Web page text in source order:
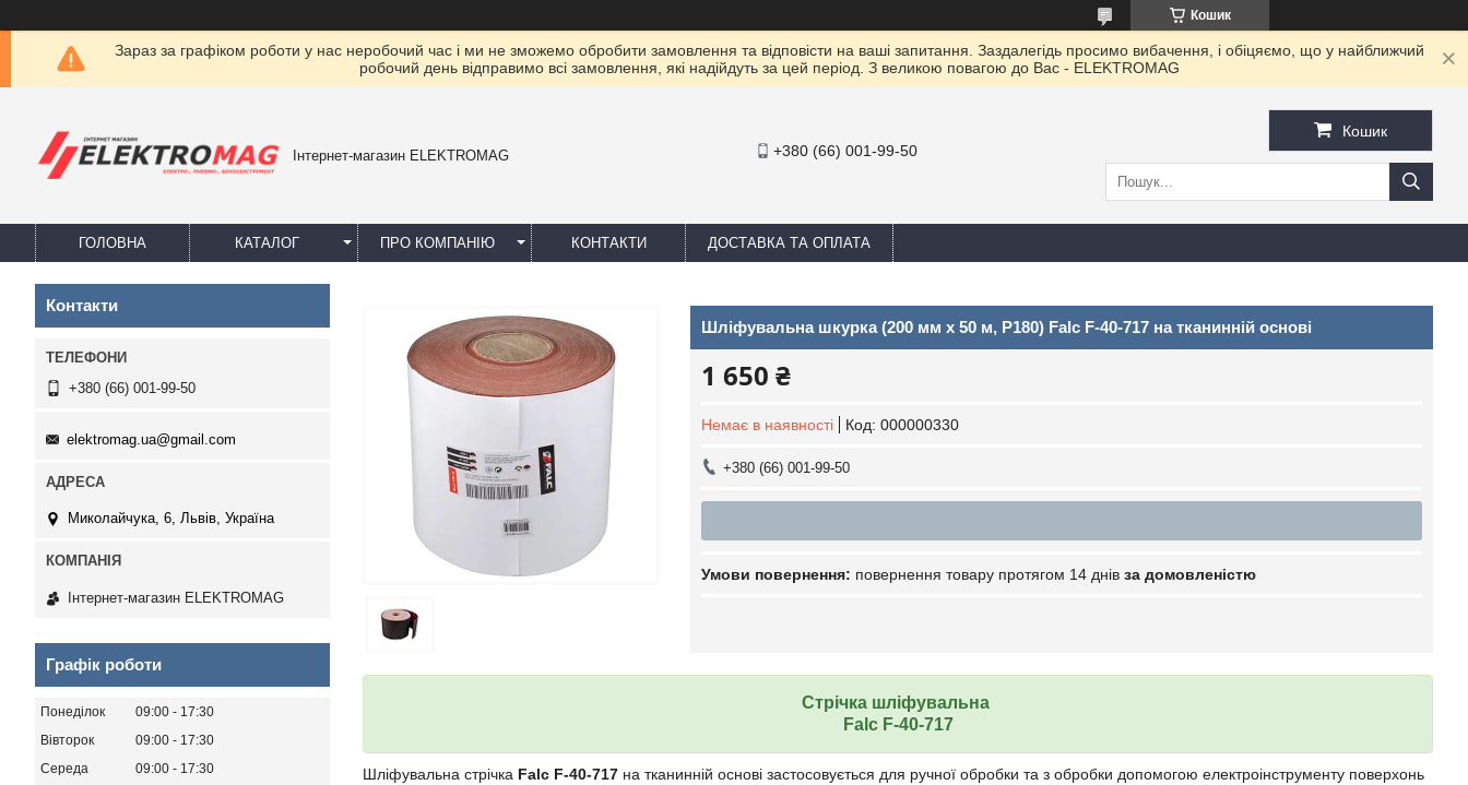
Кошик
Зараз за графіком роботи у нас неробочий час і ми не зможемо обробити замовлення та відповісти на ваші запитання. Заздалегідь просимо вибачення, і обіцяємо, що у найближчий
робочий день відправимо всі замовлення, які надійдуть за цей період. З великою повагою до Ваc - ELEKTROMAG
Інтернет-магазин ELEKTROMAG +380 (66) 001-99-50
Кошик
ГОЛОВНА КАТАЛОГ ПРО КОМПАНІЮ КОНТАКТИ ДОСТАВКА ТА ОПЛАТА
Шліфувальна шкурка (200 мм х 50 м, P180) Falc F-40-717 на тканинній основі
1 650 ₴
Немає в наявності Код: 000000330
+380 (66) 001-99-50
повернення товару протягом 14 днів за домовленістю
Стрічка шліфувальна
Falc F-40-717
Шліфувальна стрічка Falc F-40-717 на тканинній основі застосовується для ручної обробки та з обробки допомогою електроінструменту поверхонь
Контакти
+380 (66) 001-99-50
elektromag.ua@gmail.com
Миколайчука, 6, Львів, Україна
Інтернет-магазин ELEKTROMAG
Графік роботи
Понеділок 09:00
17:30
Вівторок
09:00
17:30
Середа
09:00
17:30